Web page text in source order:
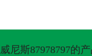
威尼斯87978797的